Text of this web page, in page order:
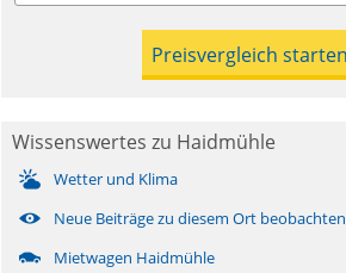
Wissenswertes zu Haidmühle
Wetter und Klima
Neue Beiträge zu diesem Ort beobachten
Mietwagen Haidmühle